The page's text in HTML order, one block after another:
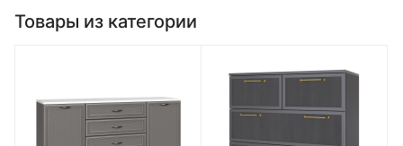
Товары из категории